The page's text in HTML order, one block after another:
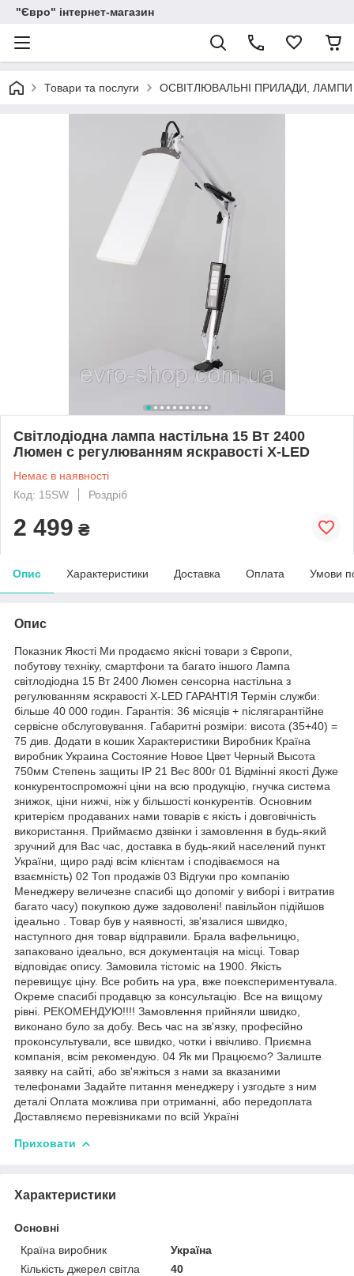
"Євро" інтернет-магазин
Товари та послуги ОСВІТЛЮВАЛЬНІ ПРИЛАДИ,
Світлодіодна лампа настільна 15 Вт 2400
Люмен c регулюванням яскравості Х-LED
Немає в наявності
Код: 15SW
Роздріб
2 499 ₴
Опис Характеристики Доставка Оплата Умови
Опис
Показник Якості Ми продаємо якісні товари з Європи,
побутову техніку, смартфони та багато іншого Лампа
світлодіодна 15 Вт 2400 Люмен сенсорна настільна з
регулюванням яскравості Х-LED ГАРАНТІЯ Термін служби:
більше 40 000 годин. Гарантія: 36 місяців + післягарантійне
сервісне обслуговування. Габаритні розміри: висота (35+40) =
75 див. Додати в кошик Характеристики Виробник Країна
виробник Украина Состояние Новое Цвет Черный Высота
750мм Степень защиты IP 21 Вес 800г 01 Відмінні якості Дуже
конкурентоспроможні ціни на всю продукцію, гнучка система
знижок, ціни нижчі, ніж у більшості конкурентів. Основним
критерієм продаваних нами товарів є якість і довговічність
використання. Приймаємо дзвінки і замовлення в будь-який
зручний для Вас час, доставка в будь-який населений пункт
України, щиро раді всім клієнтам і сподіваємося на
взаємність) 02 Топ продажів 03 Відгуки про компанію
Менеджеру величезне спасибі що допоміг у виборі і витратив
багато часу) покупкою дуже задоволені! павільйон підійшов
ідеально . Товар був у наявності, зв'язалися швидко,
наступного дня товар відправили. Брала вафельницю,
запаковано ідеально, вся документація на місці. Товар
відповідає опису. Замовила тістоміс на 1900. Якість
перевищує ціну. Все робить на ура, вже поекспериментувала.
Окреме спасибі продавцю за консультацію. Все на вищому
рівні. РЕКОМЕНДУЮ!!!! Замовлення прийняли швидко,
виконано було за добу. Весь час на зв'язку, професійно
проконсультували, все швидко, чотки і ввічливо. Приємна
компанія, всім рекомендую. 04 Як ми Працюємо? Залиште
заявку на сайті, або зв'яжіться з нами за вказаними
телефонами Задайте питання менеджеру і узгодьте з ним
деталі Оплата можлива при отриманні, або передоплата
Доставляємо перевізниками по всій Україні
Приховати
Характеристики
Основні
Країна виробник
Україна
Кількість джерел світла
40